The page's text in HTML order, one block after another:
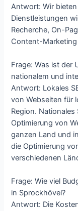
Antwort: Wir
Dienstleistungen
Recherche, On-
Content-Marketing
Frage: Was ist der
nationalem und
Antwort: Lokales
von Webseiten für
Region.
Optimierung von
ganzen Land und
die Optimierung
verschiedenen
Frage: Wie viel
in Sprockhövel?
Antwort: Die